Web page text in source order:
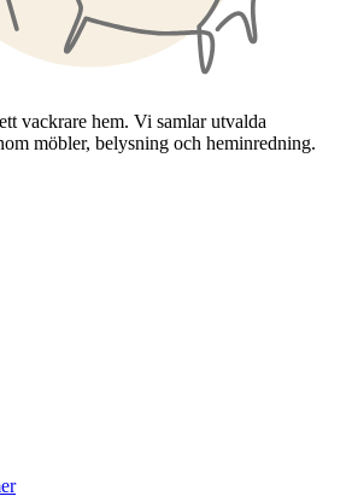
vackrare hem. Vi samlar utvalda
möbler, belysning och heminredning.